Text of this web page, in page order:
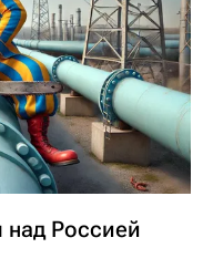
над Россией